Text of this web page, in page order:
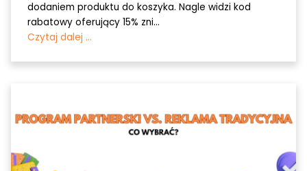
dodaniem produktu do koszyka. Nagle widzi kod
rabatowy oferujący 15% zni...
Czytaj dalej ...